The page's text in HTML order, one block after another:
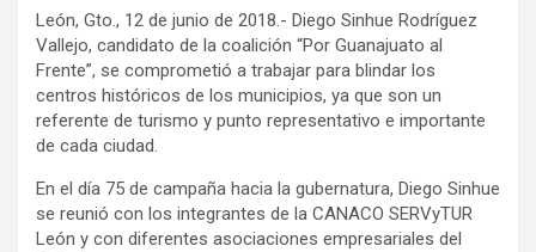
León, Gto., 12 de junio de 2018.- Diego Sinhue Rodríguez
Vallejo, candidato de la coalición “Por Guanajuato al
Frente”, se comprometió a trabajar para blindar los
centros históricos de los municipios, ya que son un
referente de turismo y punto representativo e importante
de cada ciudad.
En el día 75 de campaña hacia la gubernatura, Diego Sinhue
se reunió con los integrantes de la CANACO SERVyTUR
León y con diferentes asociaciones empresariales del